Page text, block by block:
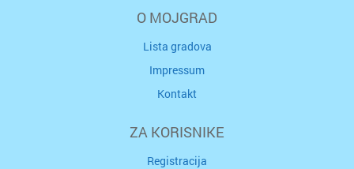
O MOJGRAD
Lista gradova
Impressum
Kontakt
ZA KORISNIKE
Registracija